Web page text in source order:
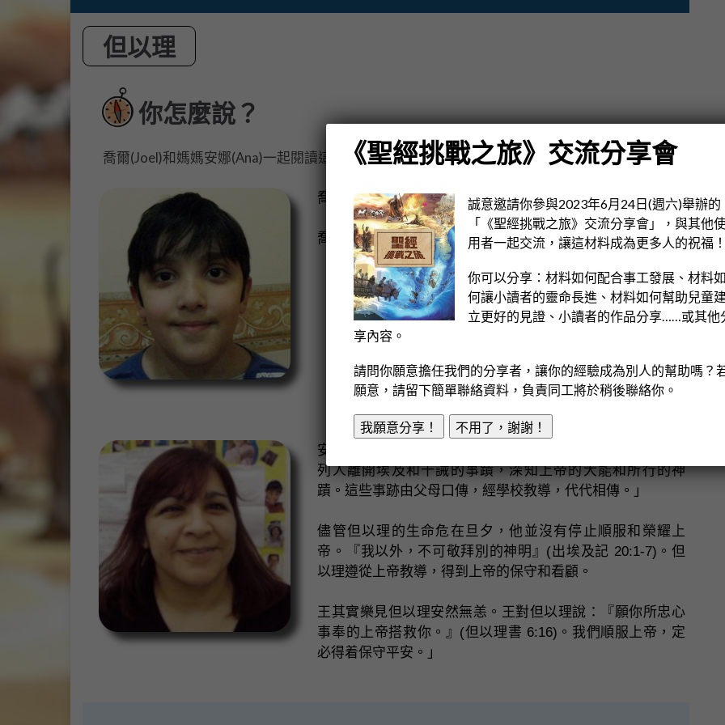
但以理
你怎麼說？
喬爾(Joel)和媽媽安娜(Ana)一起閱讀這聖經故事。
喬爾來自阿根廷，今年10 歲，喜歡游泳和數學。
喬爾問：「但以理為甚麼如此信任上帝？」
安娜回答：「但以理自小學習希伯來人的歷史。他熟悉以色
列人離開埃及和十誡的事蹟，深知上帝的大能和所行的神
蹟。這些事跡由父母口傳，經學校教導，代代相傳。」
儘管但以理的生命危在旦夕，他並沒有停止順服和榮耀上
帝。『我以外，不可敬拜別的神明』(出埃及記 20:1-7)。但
以理遵從上帝教導，得到上帝的保守和看顧。
王其實樂見但以理安然無恙。王對但以理說：『願你所忠心
事奉的上帝搭救你。』(但以理書 6:16)。我們順服上帝，定
必得着保守平安。」
《聖經挑戰之旅》交流分享會
誠意邀請你參與2023年6月24日(週六)舉辦的
「《聖經挑戰之旅》交流分享會」，與其他
用者一起交流，讓這材料成為更多人的祝福
你可以分享：材料如何配合事工發展、材料
何讓小讀者的靈命長進、材料如何幫助兒童
立更好的見證、小讀者的作品分享……或其他
享內容。
請問你願意擔任我們的分享者，讓你的經驗成為別人的幫助嗎？
願意，請留下簡單聯絡資料，負責同工將於稍後聯絡你。
我願意分享！ 不用了，謝謝！